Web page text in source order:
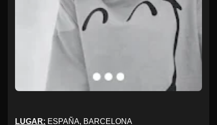
LUGAR: ESPAÑA, BARCELONA